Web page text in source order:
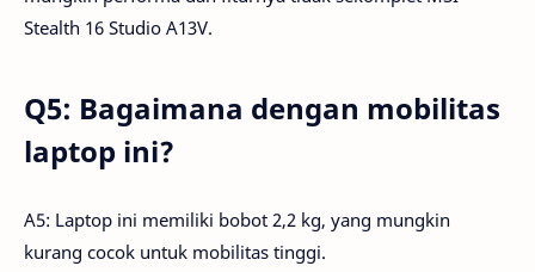
Stealth 16 Studio A13V.
Q5: Bagaimana dengan mobilitas
laptop ini?
A5: Laptop ini memiliki bobot 2,2 kg, yang mungkin
kurang cocok untuk mobilitas tinggi.